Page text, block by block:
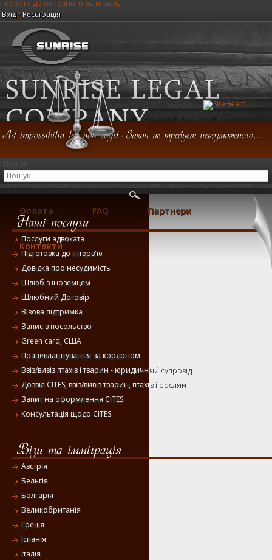
Перейти до основного матеріалу
Вхід/ Реєстрація
Юридична компанія "Центр Санрайз"
Головна
Оплата FAQ Партнери
Контакти
Послуги адвоката
Підготовка до інтерв'ю
Довідка про несудимість
Шлюб з іноземцем
Шлюбний Договір
Візова підтримка
Запис в посольство
Green card, США
Працевлаштування за кордоном
Ввіз/вивіз птахів і тварин - юридичний супровід
Дозвіл CITES, ввіз/вивіз тварин, птахів і рослин
Запит на оформлення CITES
Консультація щодо CITES
Австрія
Бельгія
Болгарія
Великобританія
Греція
Іспанія
Італія